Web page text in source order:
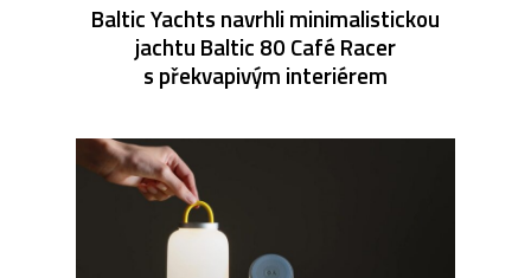
Baltic Yachts navrhli minimalistickou
jachtu Baltic 80 Café Racer
s překvapivým interiérem